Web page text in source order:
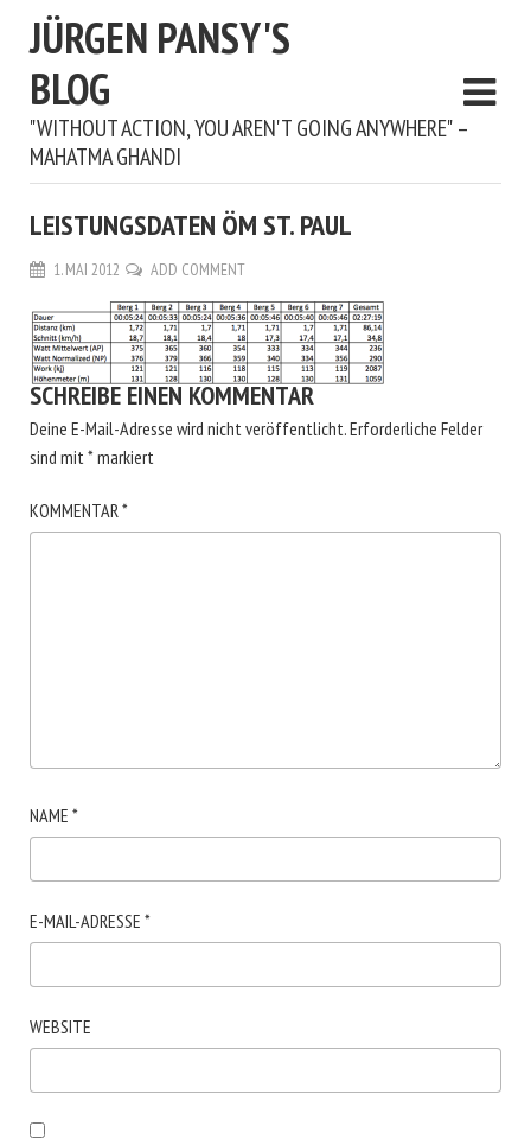
JÜRGEN PANSY'S
BLOG
"WITHOUT ACTION, YOU AREN'T GOING ANYWHERE" –
MAHATMA GHANDI
LEISTUNGSDATEN ÖM ST. PAUL
1. MAI 2012 ADD COMMENT
SCHREIBE EINEN KOMMENTAR
Deine E-Mail-Adresse wird nicht veröffentlicht.Erforderliche Felder
sind mit*markiert
KOMMENTAR*
NAME *
E-MAIL-ADRESSE *
WEBSITE